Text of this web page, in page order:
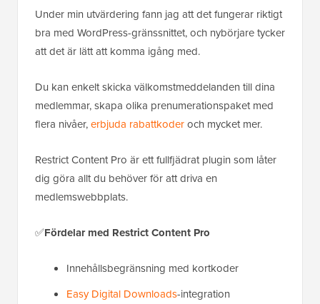
Under min utvärdering fann jag att det fungerar riktigt
bra med WordPress-gränssnittet, och nybörjare tycker
att det är lätt att komma igång med.
Du kan enkelt skicka välkomstmeddelanden till dina
medlemmar, skapa olika prenumerationspaket med
flera nivåer,erbjuda rabattkoderoch mycket mer.
Restrict Content Pro är ett fullfjädrat plugin som låter
dig göra allt du behöver för att driva en
medlemswebbplats.
✅Fördelar med Restrict Content Pro
Innehållsbegränsning med kortkoder
Easy Digital Downloads-integration